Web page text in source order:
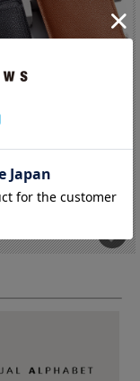
む1枚の布「袱紗
い様式 「折形」の
取り出す際の仕草や
てる技法が大きな
ープロラックス L字フ...
(税込 19,800円)